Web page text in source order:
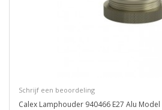
Schrijf een beoordeling
Calex Lamphouder 940466 E27 Alu